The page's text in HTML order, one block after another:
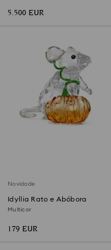
5.500 EUR
Novidade
Idyllia Rato e Abóbora
Multicor
179 EUR